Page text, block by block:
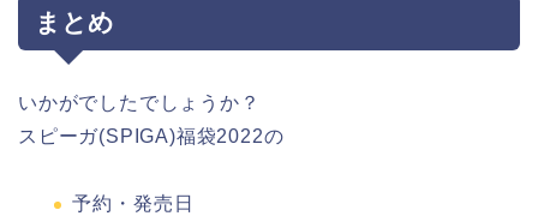
まとめ
いかがでしたでしょうか？
スピーガ(SPIGA)福袋2022の
予約・発売日